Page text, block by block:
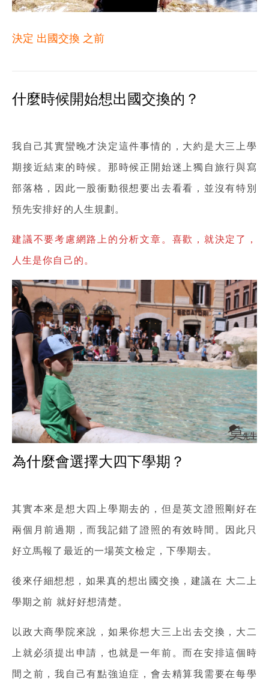
決定 出國交換 之前
什麼時候開始想出國交換的？
我自己其實蠻晚才決定這件事情的，大約是大三上學
期接近結束的時候。那時候正開始迷上獨自旅行與寫
部落格，因此一股衝動很想要出去看看，並沒有特別
預先安排好的人生規劃。
建議不要考慮網路上的分析文章。喜歡，就決定了，
人生是你自己的。
為什麼會選擇大四下學期？
其實本來是想大四上學期去的，但是英文證照剛好在
兩個月前過期，而我記錯了證照的有效時間。因此只
好立馬報了最近的一場英文檢定，下學期去。
後來仔細想想，如果真的想出國交換，建議在 大二上
學期之前 就好好想清楚。
以政大商學院來說，如果你想大三上出去交換，大二
上就必須提出申請，也就是一年前。而在安排這個時
間之前，我自己有點強迫症，會去精算我需要在每學